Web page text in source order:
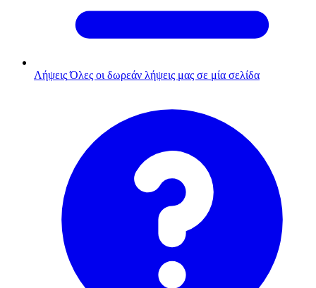
Λήψεις Όλες οι δωρεάν λήψεις μας σε μία σελίδα